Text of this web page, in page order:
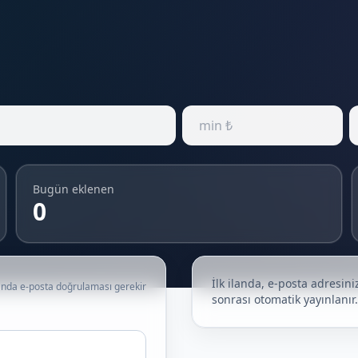
Bugün eklenen
0
e-posta doğrulaması gerekir
İlk ilanda, e-posta
sonrası otomatik yayınlanır.